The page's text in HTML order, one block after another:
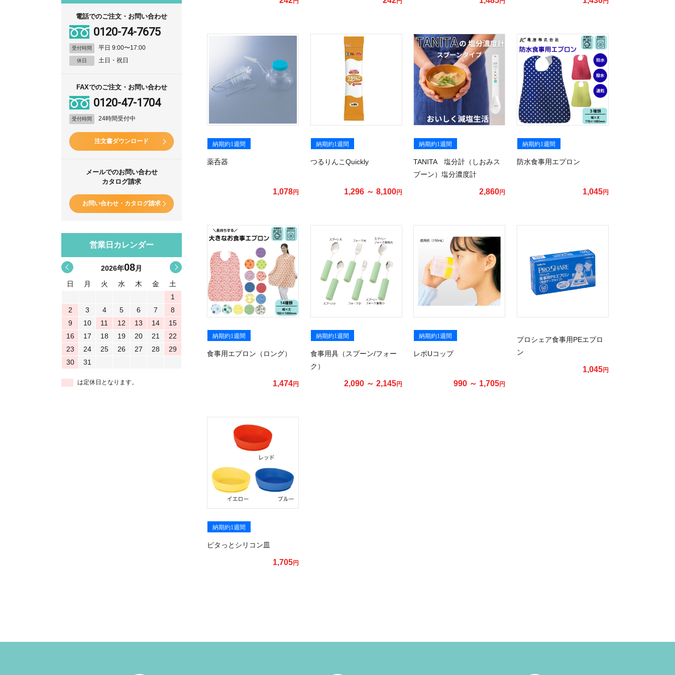
電話でのご注文・お問い合わせ
0120-74-7675
受付時間 平日 9:00〜17:00
休日 土日・祝日
FAXでのご注文・お問い合わせ
0120-47-1704
受付時間 24時間受付中
注文書ダウンロード
メールでのお問い合わせ
カタログ請求
お問い合わせ・カタログ請求
営業日カレンダー
< 2026年08月
日
月 火 水 木 金
土
1
2
3 4 5 6 7
8
9
10 11 12 13 14
15
16
17 18 19 20 21
22
23
24 25 26 27 28
29
30
31
は定休日となります。
納期約1週間
薬呑器
1,078円
納期約1週間
つるりんこQuickly
1,296 ～ 8,100円
納期約1週間
TANITA 塩分計（しおみス
プーン）塩分濃度計
2,860円
納期約1週間
防水食事用エプロン
1,045円
納期約1週間
食事用エプロン（ロング）
1,474円
納期約1週間
食事用具（スプーン/フォー
ク）
2,090 ～ 2,145円
納期約1週間
レボUコップ
990 ～ 1,705円
プロシェア食事用PEエプロ
ン
1,045円
納期約1週間
ピタっとシリコン皿
1,705円